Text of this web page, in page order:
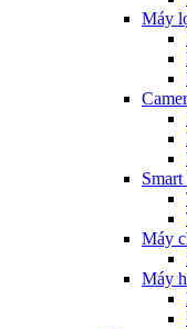
Máy
Máy
Máy